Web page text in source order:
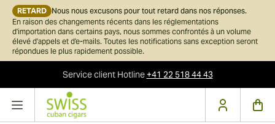
RETARD Nous nous excusons pour tout retard dans nos réponses.
En raison des changements récents dans les réglementations
d'importation dans certains pays, nous sommes confrontés à un volume
élevé d'appels et d'e-mails. Toutes les notifications sans exception seront
répondues le plus rapidement possible.
Service clientHotline+41 22 518 44 43
Skip to Content